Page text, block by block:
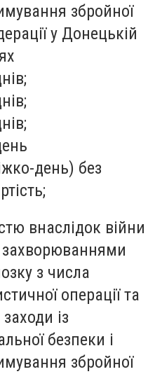
збройної
у Донецькій
день) без
внаслідок війни
захворюваннями
з числа
операції та
із
безпеки і
збройної